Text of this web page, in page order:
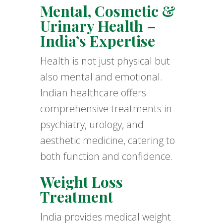
Mental, Cosmetic &
Urinary Health –
India’s Expertise
Health is not just physical but
also mental and emotional.
Indian healthcare offers
comprehensive treatments in
psychiatry, urology, and
aesthetic medicine, catering to
both function and confidence.
Weight Loss
Treatment
India provides medical weight